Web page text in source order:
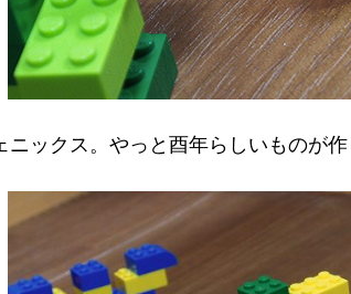
ニックス。やっと酉年らしいものが作